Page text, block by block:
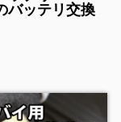
バッテリ交換